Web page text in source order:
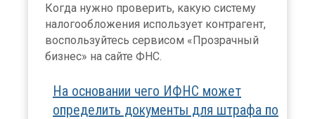
Когда нужно проверить, какую систему
налогообложения использует контрагент,
воспользуйтесь сервисом «Прозрачный
бизнес» на сайте ФНС.
На основании чего ИФНС может
определить документы для штрафа по